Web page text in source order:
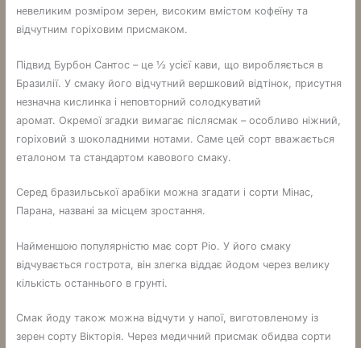
невеликим розміром зерен, високим вмістом кофеїну та
відчутним горіховим присмаком.
Підвид Бурбон Сантос – це ½ усієї кави, що виробляється в
Бразилії. У смаку його відчутний вершковий відтінок, присутня
незначна кислинка і неповторний солодкуватий
аромат. Окремої згадки вимагає післясмак – особливо ніжний,
горіховий з шоколадними нотами. Саме цей сорт вважається
еталоном та стандартом кавового смаку.
Серед бразильської арабіки можна згадати і сорти Мінас,
Парана, названі за місцем зростання.
Найменшою популярністю має сорт Ріо. У його смаку
відчувається гострота, він злегка віддає йодом через велику
кількість останнього в грунті.
Смак йоду також можна відчути у напої, виготовленому із
зерен сорту Вікторія. Через медичний присмак обидва сорти